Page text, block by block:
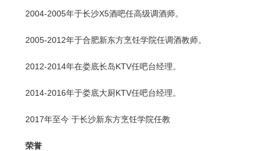
2004-2005年于长沙X5酒吧任高级调酒师。
2005-2012年于合肥新东方烹饪学院任调酒教师。
2012-2014年在娄底长岛KTV任吧台经理。
2014-2016年于娄底大厨KTV任吧台经理。
2017年至今 于长沙新东方烹饪学院任教
荣誉